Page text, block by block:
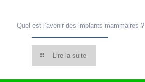
Quel est l’avenir des implants mammaires ?
Lire la suite